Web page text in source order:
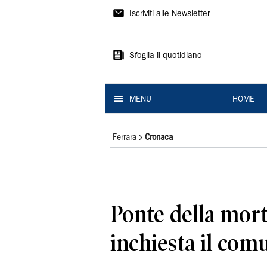
La
Ferrara
Iscriviti alle Newsletter
Sfoglia il quotidiano
MENU HOME
Ferrara Cronaca
Ponte della
inchiesta il